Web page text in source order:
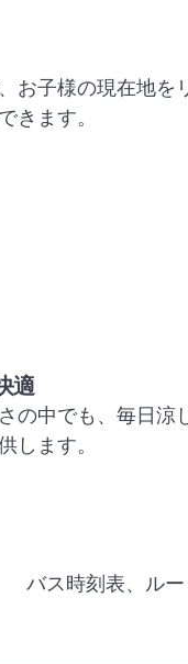
お子様の現在地を
きます。
適
の中でも、毎日涼
します。
バス時刻表、ル